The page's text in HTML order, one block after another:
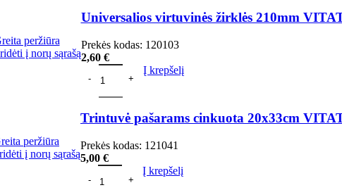
peržiūra
į norų sąrašą
Universalios virtuvinės žirklės 210mm
Prekės kodas: 120103
2,60 €
Į krepšelį
peržiūra
į norų sąrašą
Trintuvė pašarams cinkuota 20x33cm
Prekės kodas: 121041
5,00 €
Į krepšelį